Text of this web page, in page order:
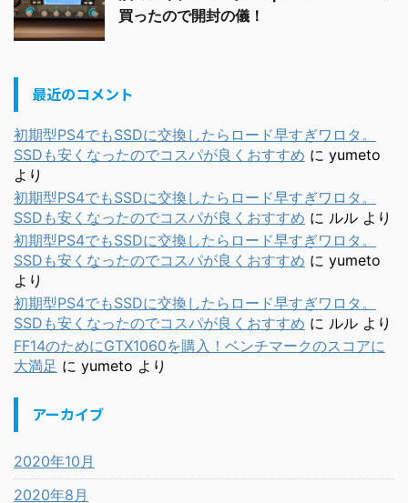
買ったので開封の儀！
最近のコメント
初期型PS4でもSSDに交換したらロード早すぎワロタ。
SSDも安くなったのでコスパが良くおすすめ に yumeto
より
初期型PS4でもSSDに交換したらロード早すぎワロタ。
SSDも安くなったのでコスパが良くおすすめ に ルル より
初期型PS4でもSSDに交換したらロード早すぎワロタ。
SSDも安くなったのでコスパが良くおすすめ に yumeto
より
初期型PS4でもSSDに交換したらロード早すぎワロタ。
SSDも安くなったのでコスパが良くおすすめ に ルル より
FF14のためにGTX1060を購入！ベンチマークのスコアに
大満足 に yumeto より
アーカイブ
2020年10月
2020年8月